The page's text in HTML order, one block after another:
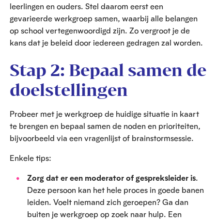
leerlingen en ouders. Stel daarom eerst een
gevarieerde werkgroep samen, waarbij alle belangen
op school vertegenwoordigd zijn. Zo vergroot je de
kans dat je beleid door iedereen gedragen zal worden.
Stap 2: Bepaal samen de
doelstellingen
Probeer met je werkgroep de huidige situatie in kaart
te brengen en bepaal samen de noden en prioriteiten,
bijvoorbeeld via een vragenlijst of brainstormsessie.
Enkele tips:
Zorg dat er een moderator of gespreksleider is.
Deze persoon kan het hele proces in goede banen
leiden. Voelt niemand zich geroepen? Ga dan
buiten je werkgroep op zoek naar hulp. Een